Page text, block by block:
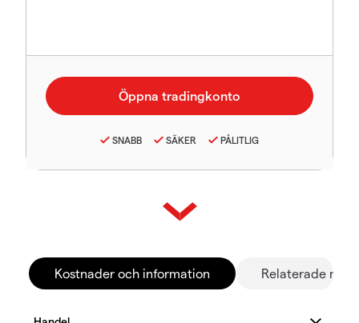
SNABB SÄKER PÅLITLIG
Kostnader och information Relaterade